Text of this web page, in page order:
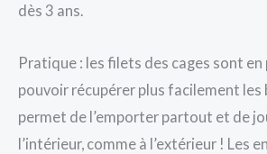
dès 3 ans.
Pratique : les filets des cages sont
pouvoir récupérer plus facilement les
permet de l’emporter partout et de
l’intérieur, comme à l’extérieur ! Les